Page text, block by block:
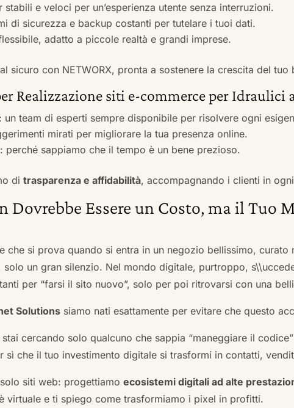
stabili e veloci per un’esperienza utente senza interruzioni.
di sicurezza e backup costanti per tutelare i tuoi dati.
adatto a piccole realtà e grandi imprese.
sicuro con NETWORX, pronta a sostenere la crescita del tuo
Realizzazione siti e-commerce per Idraulici
: un team di esperti sempre disponibile per risolvere ogni
mirati per migliorare la tua presenza online.
: perché sappiamo che il tempo è un bene prezioso.
ditrasparenza e affidabilità, accompagnando i clienti in
Dovrebbe Essere un Costo, ma il Tuo
che si prova quando si entra in un negozio bellissimo,
solo un gran silenzio. Nel mondo digitale, purtroppo,
per “farsi il sito nuovo”, solo per poi ritrovarsi con una
Solutions siamo nati esattamente per evitare che questo
cercando solo qualcuno che sappia “maneggiare il
sì che il tuo investimento digitale si trasformi in contatti,
solo siti web: progettiamoecosistemi digitali ad alte
virtuale e ti spiego come trasformiamo i pixel in profitti.